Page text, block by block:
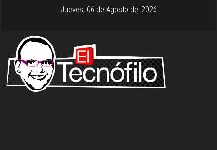
Jueves, 06 de Agosto del 2026